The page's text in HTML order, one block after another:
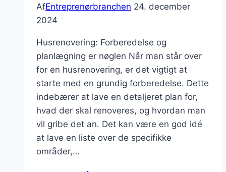
AfEntreprenørbranchen 24. december
2024
Husrenovering: Forberedelse og
planlægning er nøglen Når man står over
for en husrenovering, er det vigtigt at
starte med en grundig forberedelse. Dette
indebærer at lave en detaljeret plan for,
hvad der skal renoveres, og hvordan man
vil gribe det an. Det kan være en god idé
at lave en liste over de specifikke
områder,…